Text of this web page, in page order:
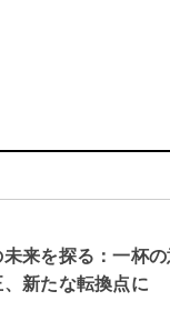
来を探る：一杯
新たな転換点に